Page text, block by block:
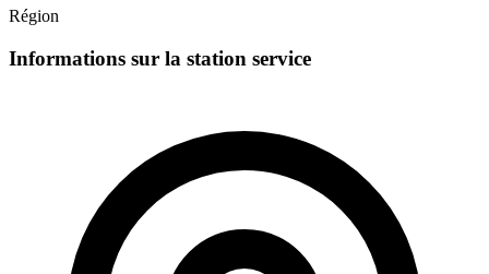
Région
Informations sur la station service